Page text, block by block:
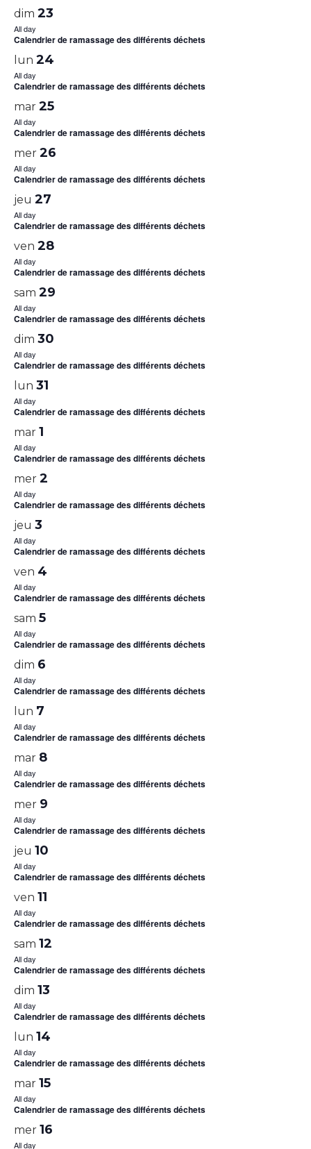
dim 23
All day
Calendrier de ramassage des différents déchets
lun 24
All day
Calendrier de ramassage des différents déchets
mar 25
All day
Calendrier de ramassage des différents déchets
mer 26
All day
Calendrier de ramassage des différents déchets
jeu 27
All day
Calendrier de ramassage des différents déchets
ven 28
All day
Calendrier de ramassage des différents déchets
sam 29
All day
Calendrier de ramassage des différents déchets
dim 30
All day
Calendrier de ramassage des différents déchets
lun 31
All day
Calendrier de ramassage des différents déchets
mar 1
All day
Calendrier de ramassage des différents déchets
mer 2
All day
Calendrier de ramassage des différents déchets
jeu 3
All day
Calendrier de ramassage des différents déchets
ven 4
All day
Calendrier de ramassage des différents déchets
sam 5
All day
Calendrier de ramassage des différents déchets
dim 6
All day
Calendrier de ramassage des différents déchets
lun 7
All day
Calendrier de ramassage des différents déchets
mar 8
All day
Calendrier de ramassage des différents déchets
mer 9
All day
Calendrier de ramassage des différents déchets
jeu 10
All day
Calendrier de ramassage des différents déchets
ven 11
All day
Calendrier de ramassage des différents déchets
sam 12
All day
Calendrier de ramassage des différents déchets
dim 13
All day
Calendrier de ramassage des différents déchets
lun 14
All day
Calendrier de ramassage des différents déchets
mar 15
All day
Calendrier de ramassage des différents déchets
mer 16
All day